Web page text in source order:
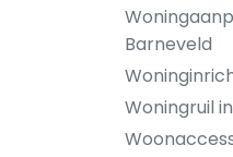
Barneveld
Woningruil